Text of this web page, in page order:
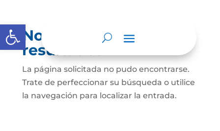
Abrir barra de herramientas
No se encontraron
resultados
La página solicitada no pudo encontrarse.
Trate de perfeccionar su búsqueda o utilice
la navegación para localizar la entrada.